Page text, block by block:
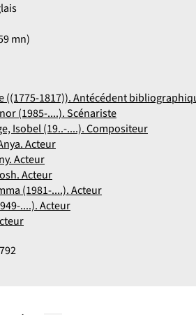
mn)
((1775-1817)). Antécédent
(1985-....). Scénariste
Isobel (19..-....). Compositeur
Acteur
Acteur
Acteur
(1981-....). Acteur
....). Acteur